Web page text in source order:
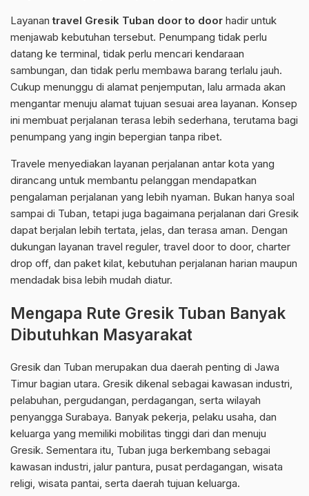
Layanantravel Gresik Tuban door to door hadir untuk
menjawab kebutuhan tersebut. Penumpang tidak perlu
datang ke terminal, tidak perlu mencari kendaraan
sambungan, dan tidak perlu membawa barang terlalu jauh.
Cukup menunggu di alamat penjemputan, lalu armada akan
mengantar menuju alamat tujuan sesuai area layanan. Konsep
ini membuat perjalanan terasa lebih sederhana, terutama bagi
penumpang yang ingin bepergian tanpa ribet.
Travele menyediakan layanan perjalanan antar kota yang
dirancang untuk membantu pelanggan mendapatkan
pengalaman perjalanan yang lebih nyaman. Bukan hanya soal
sampai di Tuban, tetapi juga bagaimana perjalanan dari Gresik
dapat berjalan lebih tertata, jelas, dan terasa aman. Dengan
dukungan layanan travel reguler, travel door to door, charter
drop off, dan paket kilat, kebutuhan perjalanan harian maupun
mendadak bisa lebih mudah diatur.
Mengapa Rute Gresik Tuban Banyak
Dibutuhkan Masyarakat
Gresik dan Tuban merupakan dua daerah penting di Jawa
Timur bagian utara. Gresik dikenal sebagai kawasan industri,
pelabuhan, pergudangan, perdagangan, serta wilayah
penyangga Surabaya. Banyak pekerja, pelaku usaha, dan
keluarga yang memiliki mobilitas tinggi dari dan menuju
Gresik. Sementara itu, Tuban juga berkembang sebagai
kawasan industri, jalur pantura, pusat perdagangan, wisata
religi, wisata pantai, serta daerah tujuan keluarga.